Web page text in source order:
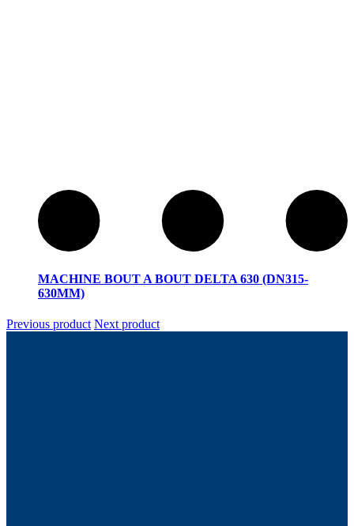
MACHINE BOUT A BOUT DELTA 630 (DN315-
630MM)
Previous product Next product